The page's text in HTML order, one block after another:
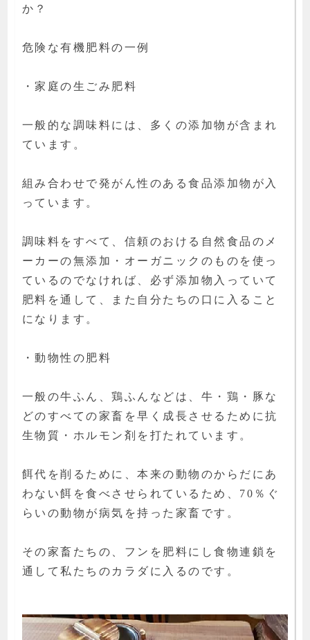
か？
危険な有機肥料の一例
・家庭の生ごみ肥料
一般的な調味料には、多くの添加物が含まれ
ています。
組み合わせで発がん性のある食品添加物が入
っています。
調味料をすべて、信頼のおける自然食品のメ
ーカーの無添加・オーガニックのものを使っ
ているのでなければ、必ず添加物入っていて
肥料を通して、また自分たちの口に入ること
になります。
・動物性の肥料
一般の牛ふん、鶏ふんなどは、牛・鶏・豚な
どのすべての家畜を早く成長させるために抗
生物質・ホルモン剤を打たれています。
餌代を削るために、本来の動物のからだにあ
わない餌を食べさせられているため、70％ぐ
らいの動物が病気を持った家畜です。
その家畜たちの、フンを肥料にし食物連鎖を
通して私たちのカラダに入るのです。